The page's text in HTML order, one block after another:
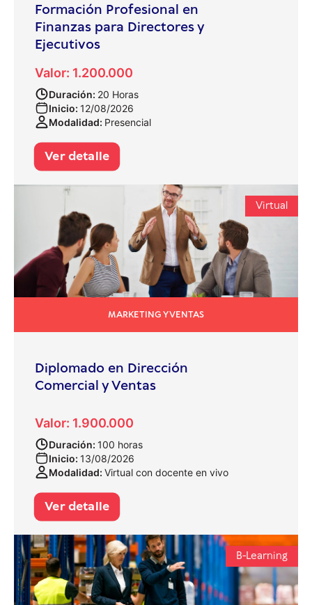
Formación Profesional en
Finanzas para Directores y
Ejecutivos
Valor: 1.200.000
Duración: 20 Horas
Inicio: 12/08/2026
Modalidad: Presencial
Ver detalle
Virtual
MARKETING Y VENTAS
Diplomado en Dirección
Comercial y Ventas
Valor: 1.900.000
Duración: 100 horas
Inicio: 13/08/2026
Modalidad: Virtual con docente en vivo
Ver detalle
B-Learning